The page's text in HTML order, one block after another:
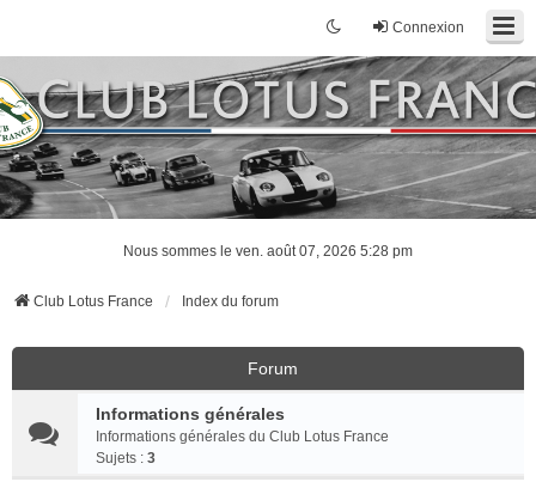
Connexion
Nous sommes le ven. août 07, 2026 5:28 pm
Club Lotus France Index du forum
Forum
Informations générales
Informations générales du Club Lotus France
Sujets : 3